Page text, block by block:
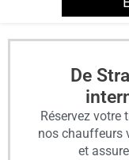
De
Réservez votre
nos chauffeurs
et